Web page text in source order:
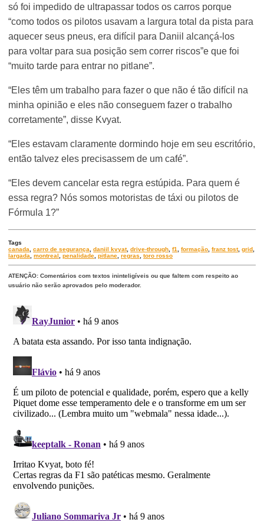
só foi impedido de ultrapassar todos os carros porque
“como todos os pilotos usavam a largura total da pista para
aquecer seus pneus, era difícil para Daniil alcançá-los
para voltar para sua posição sem correr riscos”e que foi
“muito tarde para entrar no pitlane”.
“Eles têm um trabalho para fazer o que não é tão difícil na
minha opinião e eles não conseguem fazer o trabalho
corretamente”, disse Kvyat.
“Eles estavam claramente dormindo hoje em seu escritório,
então talvez eles precisassem de um café”.
“Eles devem cancelar esta regra estúpida. Para quem é
essa regra? Nós somos motoristas de táxi ou pilotos de
Fórmula 1?”
Tags
canada
,carro de segurança ,daniil kvyat,drive-through ,f1 ,formação ,franz tost,grid
largada
,montreal ,penalidade ,pitlane ,regras ,toro rosso
ATENÇÃO: Comentários com textos ininteligíveis ou que faltem com respeito ao
usuário não serão aprovados pelo moderador.